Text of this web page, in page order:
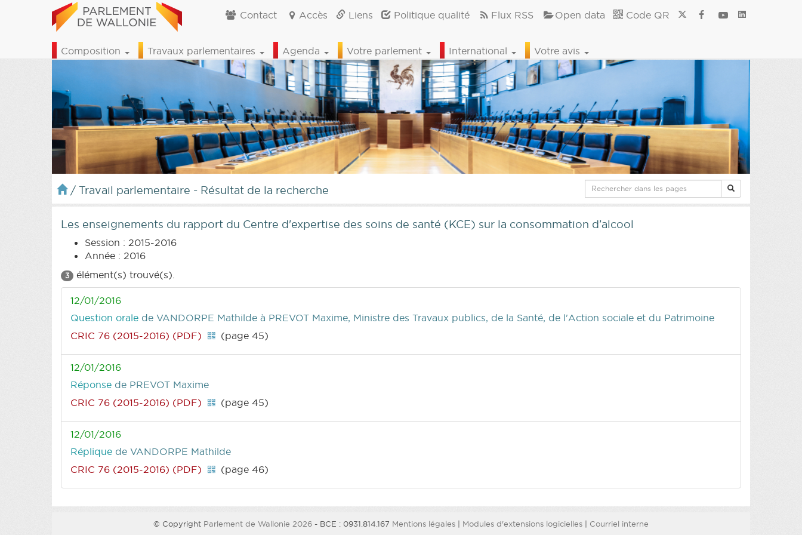
Contact Accès Liens Politique qualité Flux RSS Open data Code QR
Composition Travaux parlementaires Agenda Votre parlement International Votre avis
/ Travail parlementaire - Résultat de la recherche
Les enseignements du rapport du Centre d'expertise des soins de santé (KCE) sur la consommation d’alcool
Session : 2015-2016
Année : 2016
3 élément(s) trouvé(s).
12/01/2016
Question orale de VANDORPE Mathilde à PREVOT Maxime, Ministre des Travaux publics, de la Santé, de l'Action sociale et du Patrimoine
CRIC 76 (2015-2016) (PDF)
(page 45)
12/01/2016
Réponse de PREVOT Maxime
CRIC 76 (2015-2016) (PDF)
(page 45)
12/01/2016
Réplique de VANDORPE Mathilde
CRIC 76 (2015-2016) (PDF)
(page 46)
© Copyright Parlement de Wallonie 2026 - BCE : 0931.814.167 Mentions légales | Modules d'extensions logicielles | Courriel interne